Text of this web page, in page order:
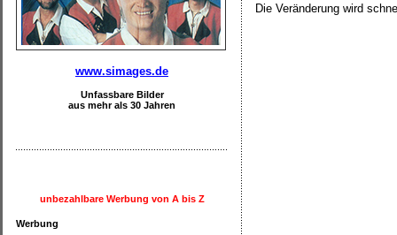
www.simages.de
Unfassbare Bilder
aus mehr als 30 Jahren
unbezahlbare Werbung von A bis Z
Werbung
Die Veränderung wird